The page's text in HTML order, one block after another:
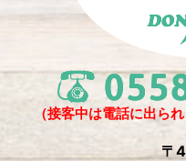
（接客中は電話に出ら
〒